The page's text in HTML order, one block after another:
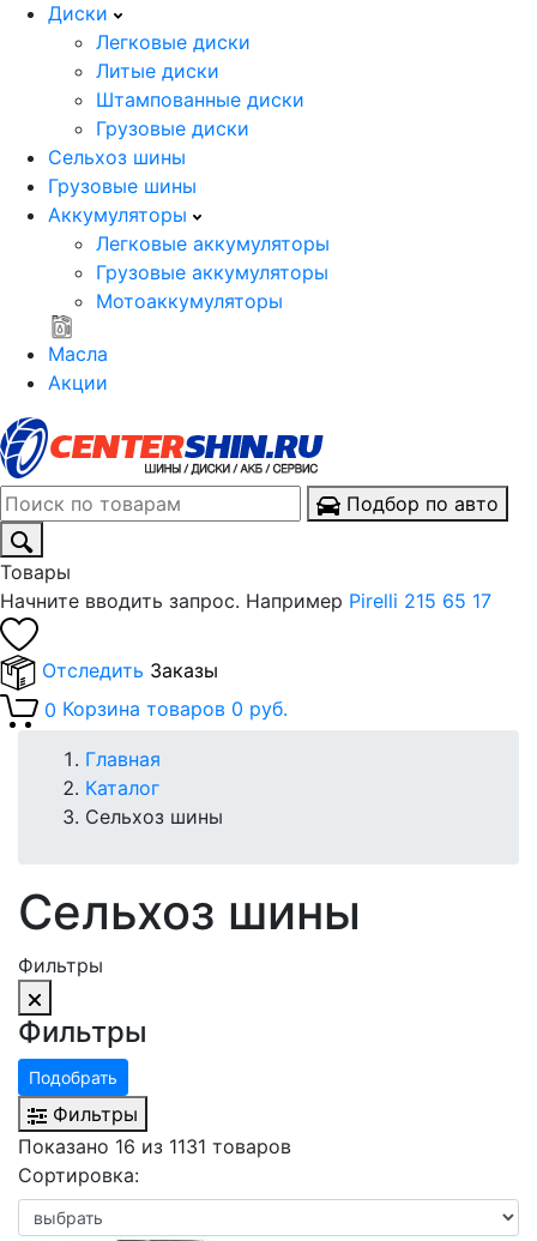
Диски
Легковые диски
Литые диски
Штампованные диски
Грузовые диски
Сельхоз шины
Грузовые шины
Аккумуляторы
Легковые аккумуляторы
Грузовые аккумуляторы
Мотоаккумуляторы
Масла
Акции
Подбор по авто
Товары
Начните вводить запрос. Например Pirelli 215 65 17
Отследить Заказы
0 Корзина товаров 0 руб.
Главная
Каталог
Сельхоз шины
Сельхоз шины
Фильтры
Фильтры
Подобрать
Фильтры
Показано 16 из 1131 товаров
Сортировка: